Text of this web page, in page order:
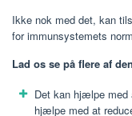
Ikke nok med det, kan
for immunsystemets
Lad os se på flere af
Det kan hjælpe med
hjælpe med at